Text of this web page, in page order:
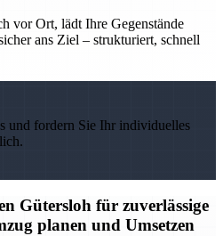
vor Ort, lädt Ihre Gegenstände
ans Ziel – strukturiert, schnell
und fordern Sie Ihr individuelles
Gütersloh für zuverlässige
planen und Umsetzen